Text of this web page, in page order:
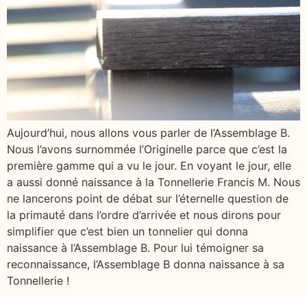
Aujourd’hui, nous allons vous parler de l’Assemblage B.
Nous l’avons surnommée l’Originelle parce que c’est la
première gamme qui a vu le jour. En voyant le jour, elle
a aussi donné naissance à la Tonnellerie Francis M. Nous
ne lancerons point de débat sur l’éternelle question de
la primauté dans l’ordre d’arrivée et nous dirons pour
simplifier que c’est bien un tonnelier qui donna
naissance à l’Assemblage B. Pour lui témoigner sa
reconnaissance, l’Assemblage B donna naissance à sa
Tonnellerie !